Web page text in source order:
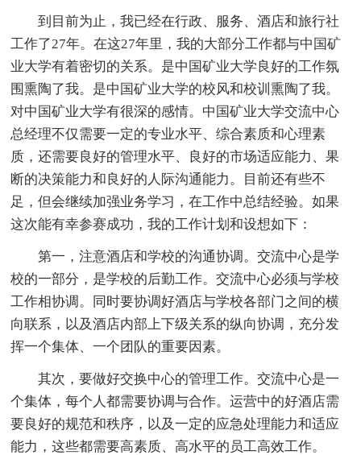
到目前为止，我已经在行政、服务、酒店和旅行社
工作了27年。在这27年里，我的大部分工作都与中国矿
业大学有着密切的关系。是中国矿业大学良好的工作氛
围熏陶了我。是中国矿业大学的校风和校训熏陶了我。
对中国矿业大学有很深的感情。 中国矿业大学交流中心
总经理不仅需要一定的专业水平、综合素质和心理素
质，还需要良好的管理水平、良好的市场适应能力、果
断的决策能力和良好的人际沟通能力。目前还有些不
足，但会继续加强业务学习，在工作中总结经验。如果
这次能有幸参赛成功，我的工作计划和设想如下：
第一，注意酒店和学校的沟通协调。交流中心是学
校的一部分，是学校的后勤工作。交流中心必须与学校
工作相协调。同时要协调好酒店与学校各部门之间的横
向联系，以及酒店内部上下级关系的纵向协调，充分发
挥一个集体、一个团队的重要因素。
其次，要做好交换中心的管理工作。交流中心是一
个集体，每个人都需要协调与合作。运营中的好酒店需
要良好的规范和秩序，以及一定的应急处理能力和适应
能力，这些都需要高素质、高水平的员工高效工作。